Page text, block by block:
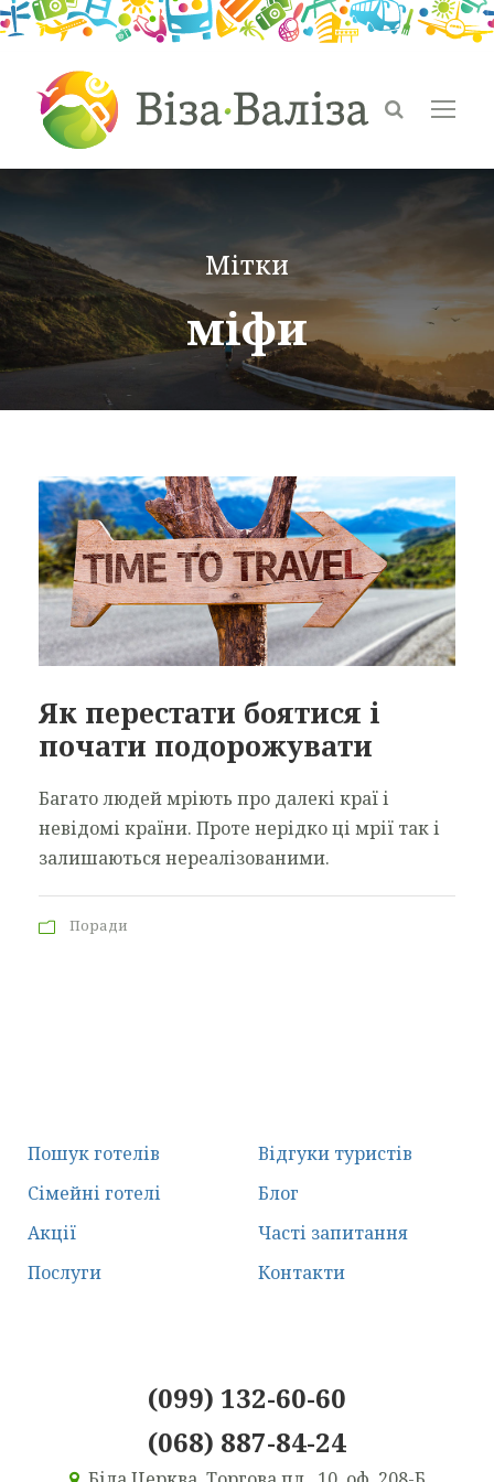
Мітки
міфи
Як перестати боятися і
почати подорожувати
Багато людей мріють про далекі краї і
невідомі країни. Проте нерідко ці мрії так і
залишаються нереалізованими.
Поради
Пошук готелів
Сімейні готелі
Акції
Послуги
Відгуки туристів
Блог
Часті запитання
Контакти
(099) 132-60-60
(068) 887-84-24